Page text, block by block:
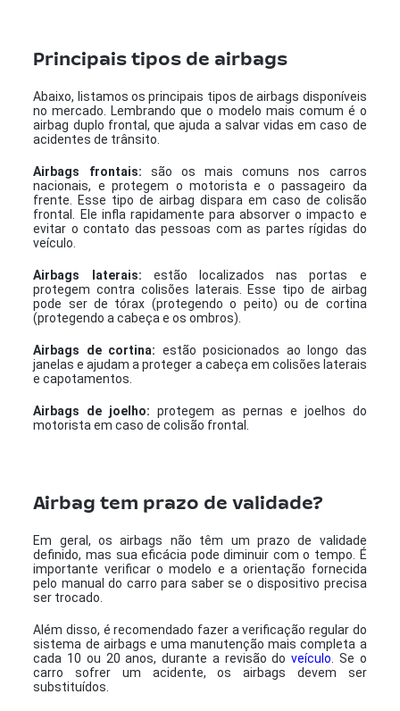
Principais tipos de airbags
Abaixo, listamos os principais tipos de airbags disponíveis
no mercado. Lembrando que o modelo mais comum é o
airbag duplo frontal, que ajuda a salvar vidas em caso de
acidentes de trânsito.
Airbags frontais: são os mais comuns nos carros
nacionais, e protegem o motorista e o passageiro da
frente. Esse tipo de airbag dispara em caso de colisão
frontal. Ele infla rapidamente para absorver o impacto e
evitar o contato das pessoas com as partes rígidas do
veículo.
Airbags laterais: estão localizados nas portas e
protegem contra colisões laterais. Esse tipo de airbag
pode ser de tórax (protegendo o peito) ou de cortina
(protegendo a cabeça e os ombros).
Airbags de cortina: estão posicionados ao longo das
janelas e ajudam a proteger a cabeça em colisões laterais
e capotamentos.
Airbags de joelho: protegem as pernas e joelhos do
motorista em caso de colisão frontal.
Airbag tem prazo de validade?
Em geral, os airbags não têm um prazo de validade
definido, mas sua eficácia pode diminuir com o tempo. É
importante verificar o modelo e a orientação fornecida
pelo manual do carro para saber se o dispositivo precisa
ser trocado.
Além disso, é recomendado fazer a verificação regular do
sistema de airbags e uma manutenção mais completa a
cada 10 ou 20 anos, durante a revisão doveículo . Se o
carro sofrer um acidente, os airbags devem ser
substituídos.